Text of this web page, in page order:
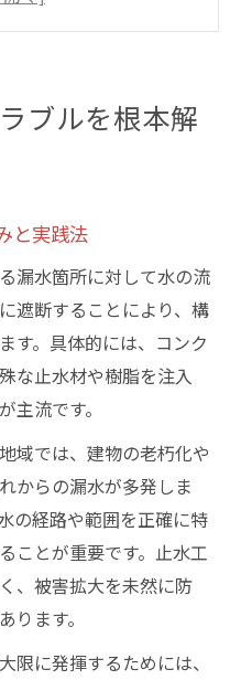
底解説
役割と効果の違い
費用感覚を理解
工事選択のポイント
水工事とは
するための手順解説
選ぶ判断基準
水工事の重要性
の注意点まとめ
本ポイント
体を保護する方法
効果的な実践法
継ぎ目を補修する技
ブルを根本解
と実践法
漏水箇所に対して水の流
遮断することにより、構
す。具体的には、コンク
な止水材や樹脂を注入
主流です。
域では、建物の老朽化や
からの漏水が多発しま
の経路や範囲を正確に特
ことが重要です。止水工
、被害拡大を未然に防
ります。
限に発揮するためには、